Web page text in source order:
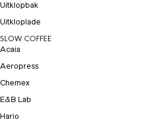
Uitklopbak
Uitkloplade
SLOW COFFEE
Acaia
Aeropress
Chemex
E&B Lab
Hario